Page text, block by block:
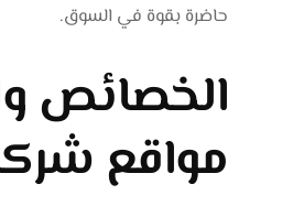
حاضرة بقوة في السوق.
الخصائص
مواقع